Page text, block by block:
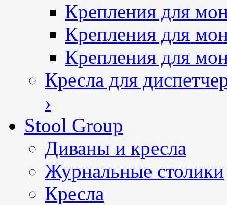
Крепления для
Крепления для
Крепления для
Кресла для
›
Stool Group
Диваны и кресла
Журнальные столики
Кресла